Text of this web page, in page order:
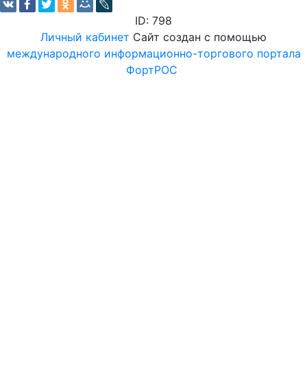
ID: 798
Личный кабинет Сайт создан с помощью
международного информационно-торгового портала
ФортРОС